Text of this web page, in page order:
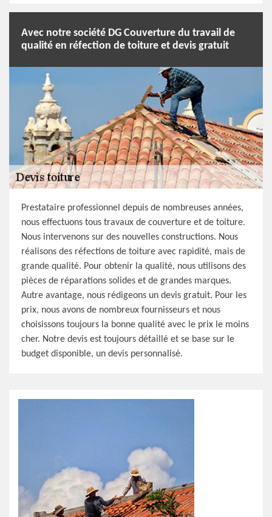
Avec notre société DG Couverture du travail de
qualité en réfection de toiture et devis gratuit
Prestataire professionnel depuis de nombreuses années,
nous effectuons tous travaux de couverture et de toiture.
Nous intervenons sur des nouvelles constructions. Nous
réalisons des réfections de toiture avec rapidité, mais de
grande qualité. Pour obtenir la qualité, nous utilisons des
pièces de réparations solides et de grandes marques.
Autre avantage, nous rédigeons un devis gratuit. Pour les
prix, nous avons de nombreux fournisseurs et nous
choisissons toujours la bonne qualité avec le prix le moins
cher. Notre devis est toujours détaillé et se base sur le
budget disponible, un devis personnalisé.